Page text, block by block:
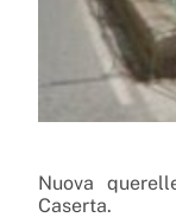
Nuova
Caserta.